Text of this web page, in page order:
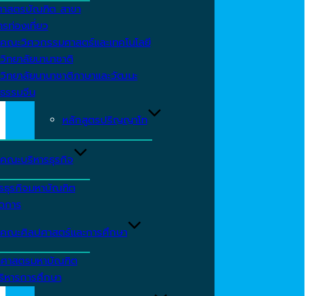
สตรบัณฑิต สาขา
ท่องเที่ยว
คณะวิศวกรรมศาสตร์และเทคโนโลยี
วิทยาลัยนานาชาติ
วิทยาลัยนานาชาติภาษาและวัฒนะ
ธรรมจีน
หลักสูตรปริญญาโท
คณะบริหารธุรกิจ
ธุรกิจมหาบัณฑิต
การ
คณะศิลปศาสตร์และการศึกษา
าสตรมหาบัณฑิต
หารการศึกษา